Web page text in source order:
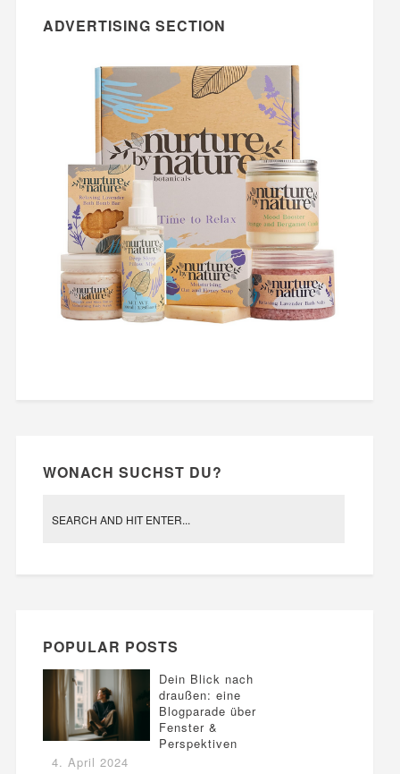
ADVERTISING SECTION
WONACH SUCHST DU?
POPULAR POSTS
Dein Blick nach
draußen: eine
Blogparade über
Fenster &
Perspektiven
4. April 2024